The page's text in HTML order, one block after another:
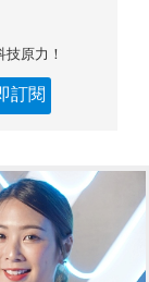
原力！
訂閱